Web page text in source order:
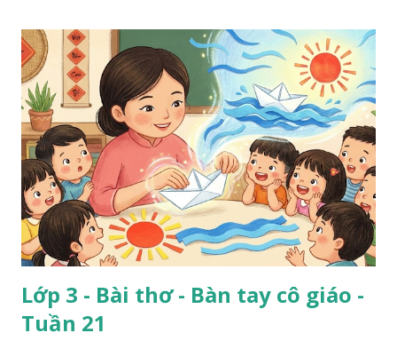
Lớp 3 - Bài thơ - Bàn tay cô giáo -
Tuần 21